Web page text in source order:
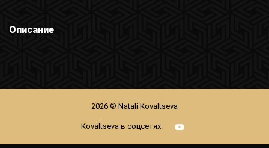
Описание
2026 © Natali Kovaltseva
Kovaltseva в соцсетях: